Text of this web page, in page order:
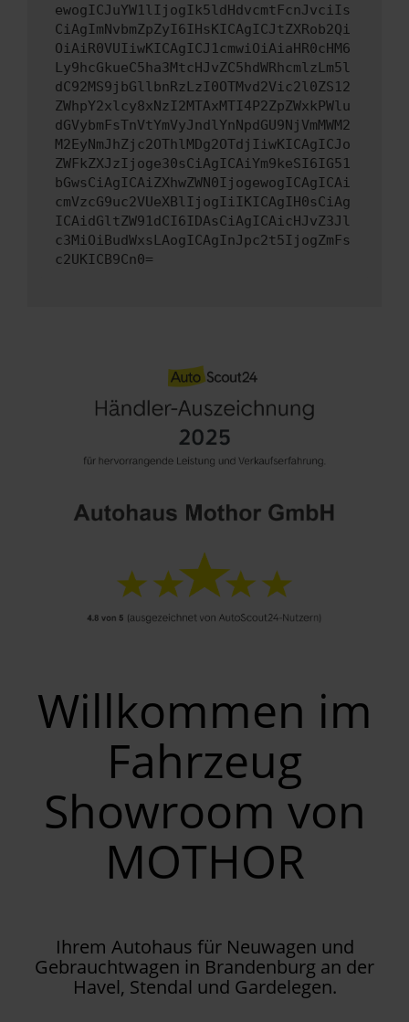
ewogICJuYW1lIjogIk5ldHdvcmtFcnJvciIs
CiAgImNvbmZpZyI6IHsKICAgICJtZXRob2Qi
OiAiR0VUIiwKICAgICJ1cmwiOiAiaHR0cHM6
Ly9hcGkueC5ha3MtcHJvZC5hdWRhcmlzLm5l
dC92MS9jbGllbnRzLzI0OTMvd2Vic2l0ZS12
ZWhpY2xlcy8xNzI2MTAxMTI4P2ZpZWxkPWlu
dGVybmFsTnVtYmVyJndlYnNpdGU9NjVmMWM2
M2EyNmJhZjc2OThlMDg2OTdjIiwKICAgICJo
ZWFkZXJzIjoge30sCiAgICAiYm9keSI6IG51
bGwsCiAgICAiZXhwZWN0IjogewogICAgICAi
cmVzcG9uc2VUeXBlIjogIiIKICAgIH0sCiAg
ICAidGltZW91dCI6IDAsCiAgICAicHJvZ3Jl
c3MiOiBudWxsLAogICAgInJpc2t5IjogZmFs
c2UKICB9Cn0=
Willkommen im
Fahrzeug
Showroom von
MOTHOR
Ihrem Autohaus für Neuwagen und
Gebrauchtwagen in Brandenburg an der
Havel, Stendal und Gardelegen.